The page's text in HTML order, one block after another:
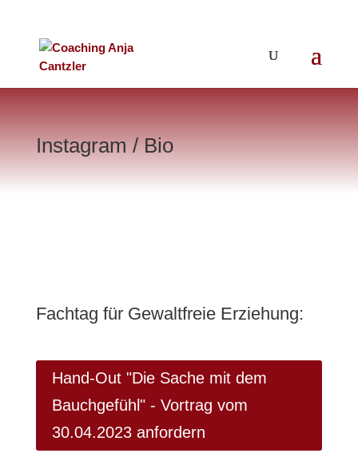
Instagram / Bio
Fachtag für Gewaltfreie Erziehung:
Hand-Out "Die Sache mit dem
Bauchgefühl" - Vortrag vom
30.04.2023 anfordern